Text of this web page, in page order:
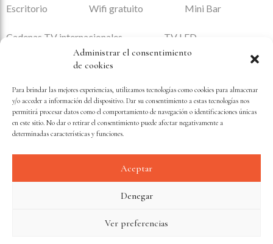
Administrar el consentimiento
de cookies
Para brindar las mejores experiencias, utilizamos tecnologías como cookies para almacenar
y/o acceder a información del dispositivo. Dar su consentimiento a estas tecnologías nos
permitirá procesar datos como el comportamiento de navegación o identificaciones únicas
en este sitio. No dar o retirar el consentimiento puede afectar negativamente a
determinadas características y funciones.
Aceptar
Denegar
Ver preferencias
Escritorio Wifi gratuito Mini Bar
Cadenas TV internacionales TV LED
Vajilla Alessi
Champán Moët y Chandon
CONSULTAR LAS
DISPONIBILIDADES